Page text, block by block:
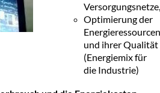
Versorgungsnetze,
Optimierung der
Energieressourcen
und ihrer Qualität
(Energiemix für
die Industrie)